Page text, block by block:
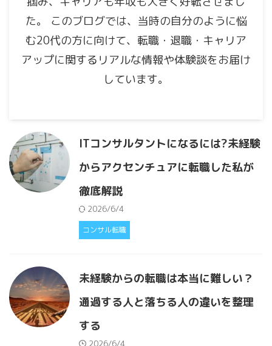
た。 このブログでは、当時の自分のように悩
む20代の方に向けて、転職・退職・キャリア
アップに関するリアルな情報や体験談をお届け
しています。
ITコンサルタントになるには?未経験
からアクセンチュアに転職した私が
徹底解説
2026/6/4
コンサル転職
未経験からの転職は本当に難しい？
通過する人と落ちる人の違いを整理
する
2026/6/4